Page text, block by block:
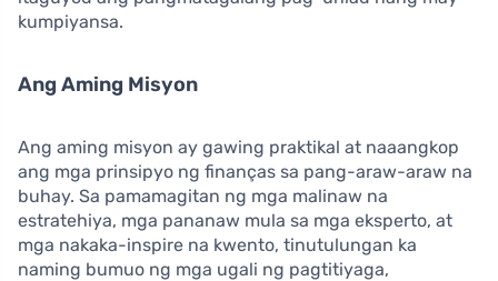
kumpiyansa.
Ang Aming Misyon
Ang aming misyon ay gawing praktikal at naaangkop
ang mga prinsipyo ng finanças sa pang-araw-araw na
buhay. Sa pamamagitan ng mga malinaw na
estratehiya, mga pananaw mula sa mga eksperto, at
mga nakaka-inspire na kwento, tinutulungan ka
naming bumuo ng mga ugali ng pagtitiyaga,